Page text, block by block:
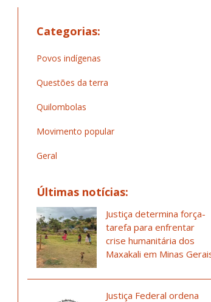
Categorias:
Povos indígenas
Questões da terra
Quilombolas
Movimento popular
Geral
Últimas notícias:
Justiça determina força-
tarefa para enfrentar
crise humanitária dos
Maxakali em Minas
Justiça Federal ordena